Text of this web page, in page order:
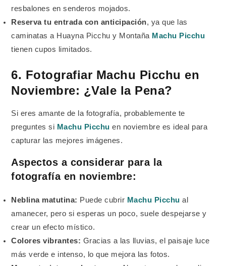
resbalones en senderos mojados.
Reserva tu entrada con anticipación, ya que las
caminatas a Huayna Picchu y Montaña Machu Picchu
tienen cupos limitados.
6. Fotografiar Machu Picchu en
Noviembre: ¿Vale la Pena?
Si eres amante de la fotografía, probablemente te
preguntes si Machu Picchu en noviembre es ideal para
capturar las mejores imágenes.
Aspectos a considerar para la
fotografía en noviembre:
Neblina matutina: Puede cubrir Machu Picchu al
amanecer, pero si esperas un poco, suele despejarse y
crear un efecto místico.
Colores vibrantes: Gracias a las lluvias, el paisaje luce
más verde e intenso, lo que mejora las fotos.